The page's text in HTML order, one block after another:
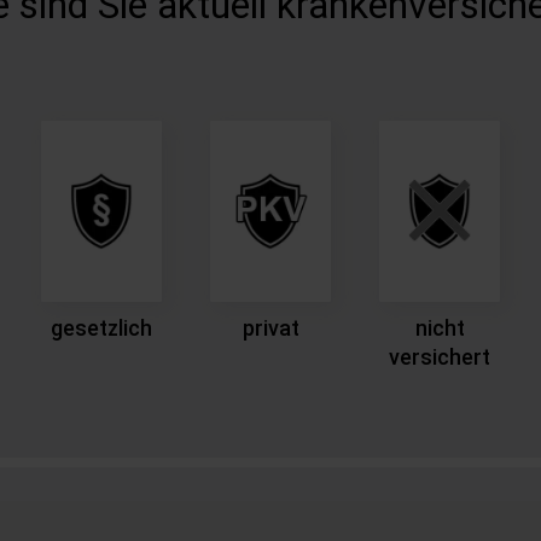
gesetzlich privat
nicht
versichert